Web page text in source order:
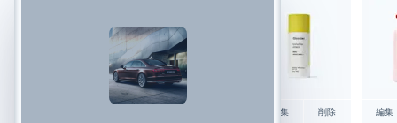
編集 削除 編集